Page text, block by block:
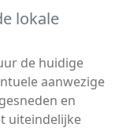
lokale
de huidige
aanwezige
en
uiteindelijke